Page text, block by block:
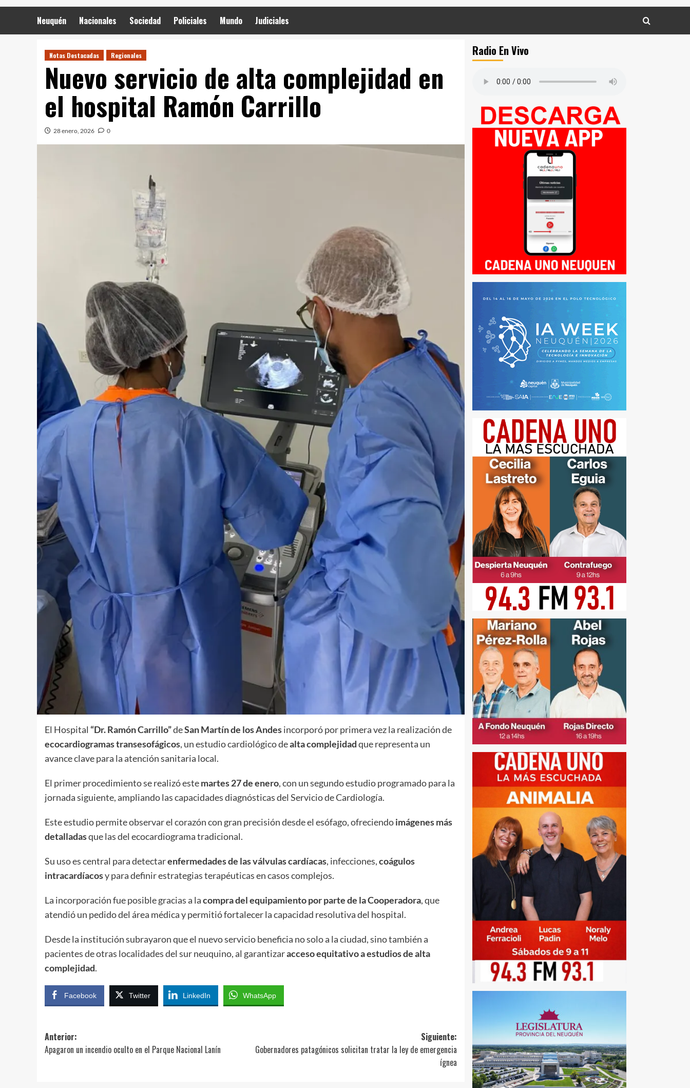
Neuquén Nacionales Sociedad Policiales Mundo Judiciales
Notas Destacadas Regionales
Nuevo servicio de alta complejidad en
el hospital Ramón Carrillo
28 enero, 2026 0
El Hospital “Dr. Ramón Carrillo”deSan Martín de los Andesincorporó por primera vez la realización de
ecocardiogramas transesofágicos, un estudio cardiológico dealta complejidadque representa un
avance clave para la atención sanitaria local.
El primer procedimiento se realizó estemartes 27 de enero, con un segundo estudio programado para la
jornada siguiente, ampliando las capacidades diagnósticas del Servicio de Cardiología.
Este estudio permite observar el corazón con gran precisión desde el esófago, ofreciendoimágenes más
detalladasque las del ecocardiograma tradicional.
Su uso es central para detectarenfermedades de las válvulas cardíacas, infecciones,coágulos
intracardíacosy para definir estrategias terapéuticas en casos complejos.
La incorporación fue posible gracias a lacompra del equipamiento por parte de la Cooperadora, que
atendió un pedido del área médica y permitió fortalecer la capacidad resolutiva del hospital.
Desde la institución subrayaron que el nuevo servicio beneficia no solo a la ciudad, sino también a
pacientes de otras localidades del sur neuquino, al garantizaracceso equitativo a estudios de alta
complejidad.
Facebook Twitter LinkedIn WhatsApp
Navegación
de
Anterior:
Apagaron un incendio oculto en el Parque Nacional Lanín
Siguiente:
Gobernadores patagónicos solicitan tratar la ley de emergencia
ígnea
Radio En Vivo